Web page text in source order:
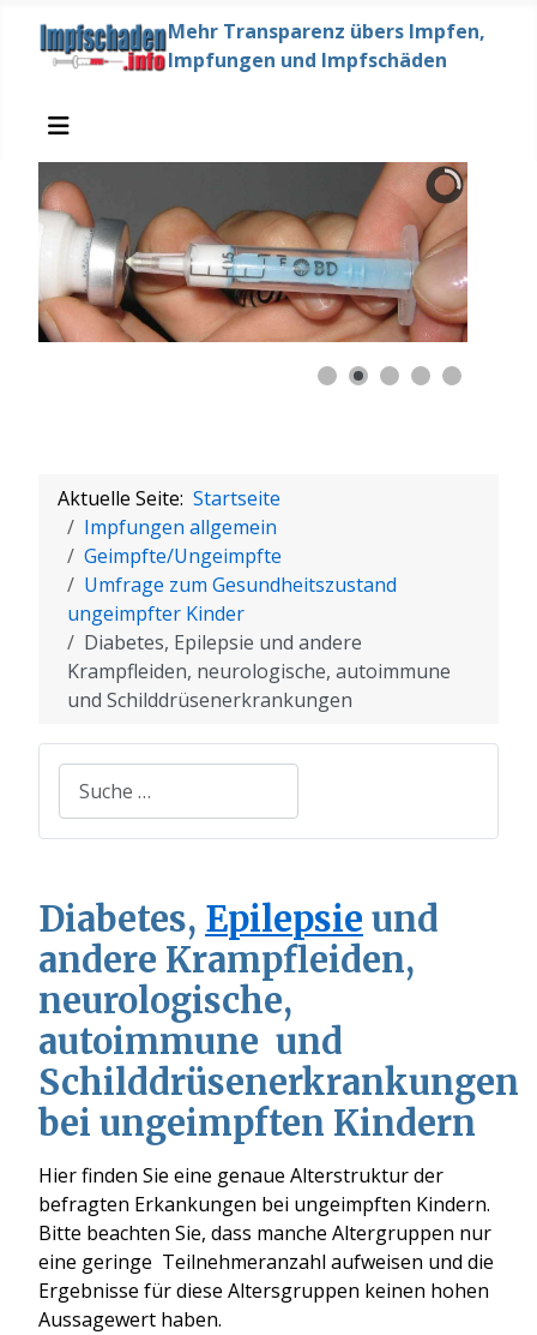
Mehr Transparenz übers Impfen,
Impfungen und Impfschäden
Aktuelle Seite: Startseite
Impfungen allgemein
Geimpfte/Ungeimpfte
Umfrage zum Gesundheitszustand
ungeimpfter Kinder
Diabetes, Epilepsie und andere
Krampfleiden, neurologische, autoimmune
und Schilddrüsenerkrankungen
Suchen
Diabetes, Epilepsie und
andere Krampfleiden,
neurologische,
autoimmune und
Schilddrüsenerkrankungen
bei ungeimpften Kindern
Hier finden Sie eine genaue Alterstruktur der
befragten Erkankungen bei ungeimpften Kindern.
Bitte beachten Sie, dass manche Altergruppen nur
eine geringe Teilnehmeranzahl aufweisen und die
Ergebnisse für diese Altersgruppen keinen hohen
Aussagewert haben.